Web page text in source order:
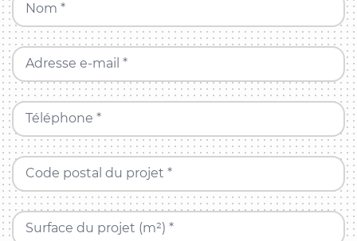
Nom *
Adresse e-mail *
Téléphone *
Code postal du projet *
Surface du projet (m²) *